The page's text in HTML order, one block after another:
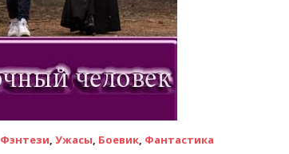
Фэнтези, Ужасы, Боевик, Фантастика